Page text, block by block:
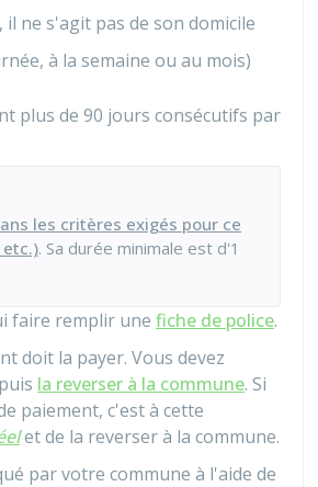
ne s'agit pas de son domicile
à la semaine ou au mois)
plus de 90 jours consécutifs par
les critères exigés pour ce
. Sa durée minimale est d'1
faire remplir une fiche de police.
doit la payer. Vous devez
la reverser à la commune. Si
paiement, c'est à cette
et de la reverser à la commune.
par votre commune à l'aide de